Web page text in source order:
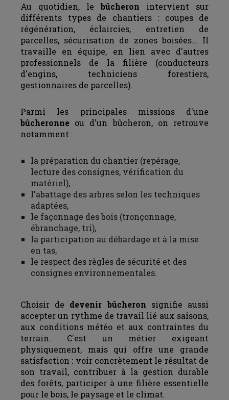
Au quotidien, lebûcheron intervient sur
différents types de chantiers : coupes de
régénération, éclaircies, entretien de
parcelles, sécurisation de zones boisées... Il
travaille en équipe, en lien avec d'autres
professionnels de la filière (conducteurs
d'engins, techniciens forestiers,
gestionnaires de parcelles).
Parmi les principales missions d'une
bûcheronne ou d'un bûcheron, on retrouve
notamment :
la préparation du chantier (repérage,
lecture des consignes, vérification du
matériel),
l'abattage des arbres selon les techniques
adaptées,
le façonnage des bois (tronçonnage,
ébranchage, tri),
la participation au débardage et à la mise
en tas,
le respect des règles de sécurité et des
consignes environnementales.
Choisir de devenir bûcheron signifie aussi
accepter un rythme de travail lié aux saisons,
aux conditions météo et aux contraintes du
terrain. C'est un métier exigeant
physiquement, mais qui offre une grande
satisfaction : voir concrètement le résultat de
son travail, contribuer à la gestion durable
des forêts, participer à une filière essentielle
pour le bois, le paysage et le climat.